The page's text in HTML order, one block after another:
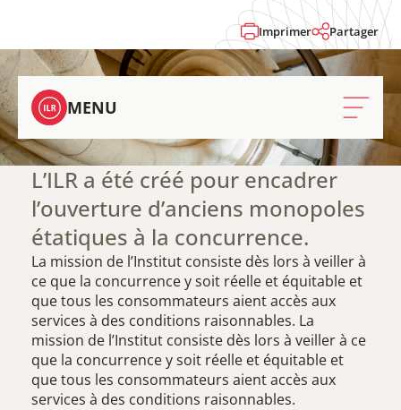
Imprimer Partager
MENU
L’ILR a été créé pour encadrer
l’ouverture d’anciens monopoles
étatiques à la concurrence.
La mission de l’Institut consiste dès lors à veiller à
ce que la concurrence y soit réelle et équitable et
que tous les consommateurs aient accès aux
services à des conditions raisonnables. La
mission de l’Institut consiste dès lors à veiller à ce
que la concurrence y soit réelle et équitable et
que tous les consommateurs aient accès aux
services à des conditions raisonnables.